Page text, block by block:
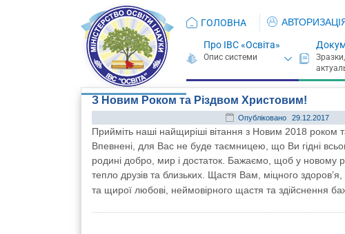
ГОЛОВНА
Про ІВС «Освіта»
З Новим Роком та Різдвом Христовим!
Опубліковано 29.12.2017
Прийміть наші найщиріші вітання з Новим 2018 роком
Впевнені, для Вас не буде таємницею, що Ви гідні
родині добро, мир і достаток. Бажаємо, щоб у новому
тепло друзів та близьких. Щастя Вам, міцного
та щирої любові, неймовірного щастя та здійснення